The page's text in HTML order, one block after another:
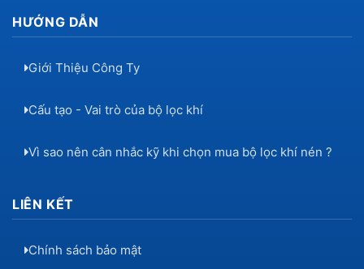
HƯỚNG DẪN
Giới Thiệu Công Ty
Cấu tạo - Vai trò của bộ lọc khí
Vì sao nên cân nhắc kỹ khi chọn mua bộ lọc khí nén ?
LIÊN KẾT
Chính sách bảo mật